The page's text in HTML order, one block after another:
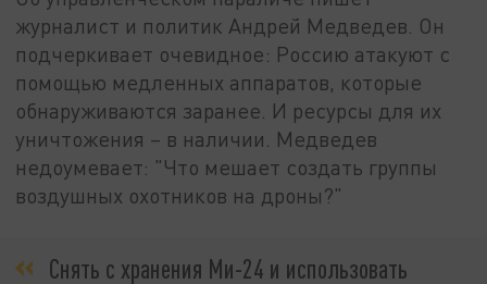
журналист и политик Андрей Медведев. Он
подчеркивает очевидное: Россию атакуют с
помощью медленных аппаратов, которые
обнаруживаются заранее. И ресурсы для их
уничтожения – в наличии. Медведев
недоумевает: "Что мешает создать группы
воздушных охотников на дроны?"
Снять с хранения Ми-24 и использовать